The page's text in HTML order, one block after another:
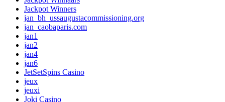
Jackpot Winners
jan_bh_ussaugustacommissioning.org
jan_caobaparis.com
jan1
jan2
jan4
jan6
JetSetSpins Casino
jeux
jeuxi
Joki Casino